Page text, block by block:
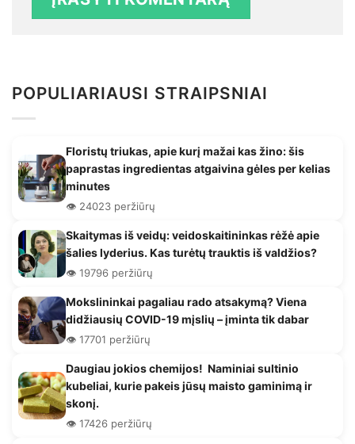
POPULIARIAUSI STRAIPSNIAI
Floristų triukas, apie kurį mažai kas žino: šis
paprastas ingredientas atgaivina gėles per kelias
minutes
👁️ 24023 peržiūrų
Skaitymas iš veidų: veidoskaitininkas rėžė apie
šalies lyderius. Kas turėtų trauktis iš valdžios?
👁️ 19796 peržiūrų
Mokslininkai pagaliau rado atsakymą? Viena
didžiausių COVID-19 mįslių – įminta tik dabar
👁️ 17701 peržiūrų
Daugiau jokios chemijos! Naminiai sultinio
kubeliai, kurie pakeis jūsų maisto gaminimą ir
skonį.
👁️ 17426 peržiūrų